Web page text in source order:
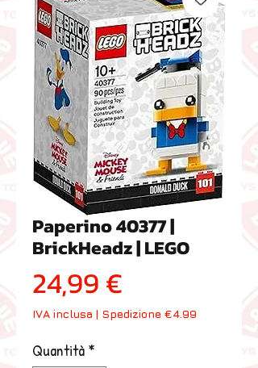
Paperino 40377 |
BrickHeadz | LEGO
24,99 €
IVA inclusa | Spedizione €4.99
Quantità*